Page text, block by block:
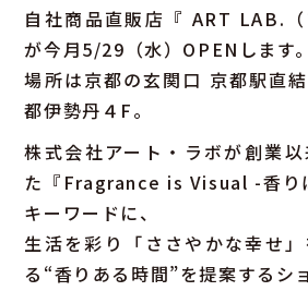
自社商品直販店『 ART LAB.（
が今月5/29（水）OPENします。
場所は京都の玄関口 京都駅直
都伊勢丹４F。
株式会社アート・ラボが創業
た『Fragrance is Visual -香り
キーワードに、
生活を彩り「ささやかな幸せ
る“香りある時間”を提案するシ